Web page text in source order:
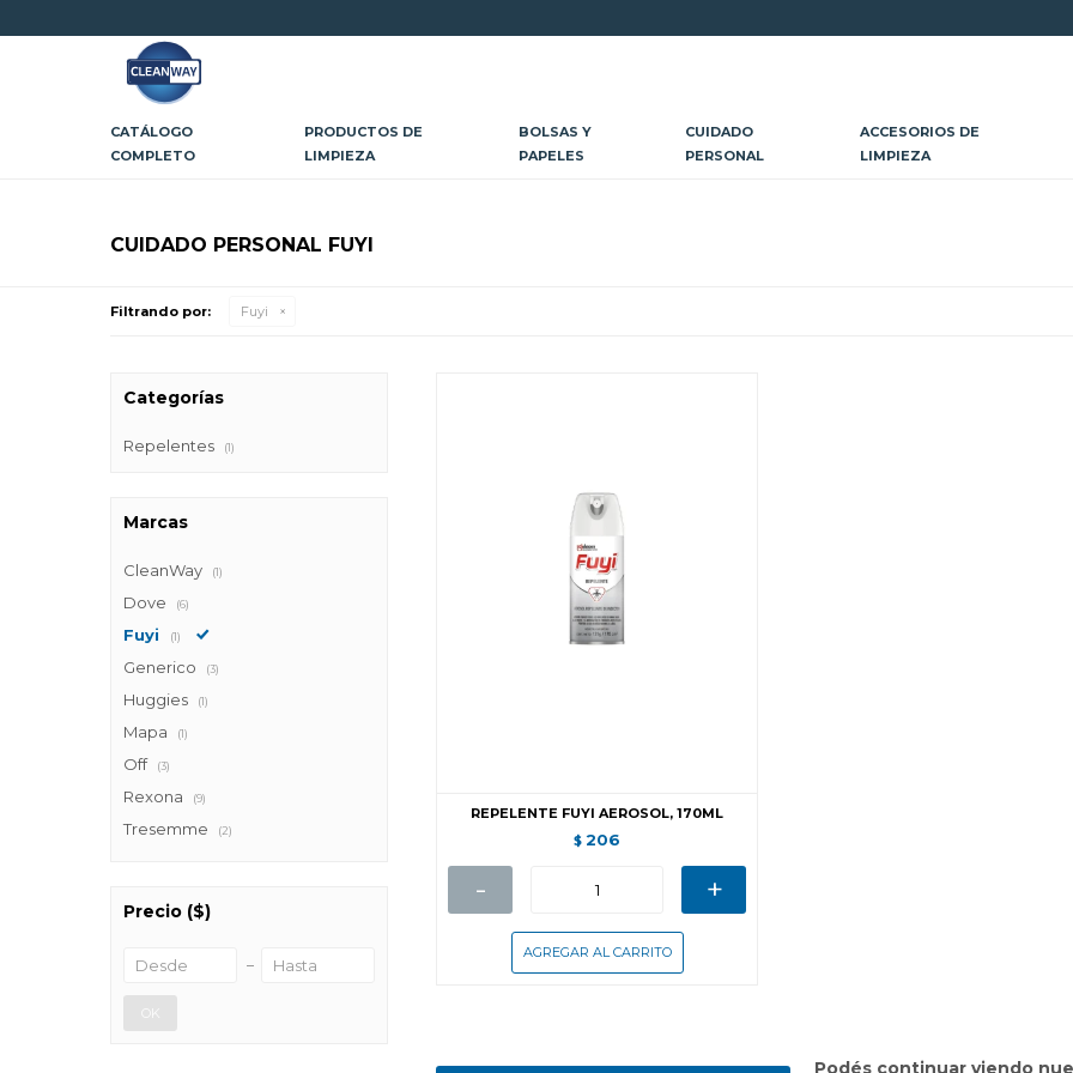
CATÁLOGO
COMPLETO
PRODUCTOS DE
LIMPIEZA
BOLSAS Y
PAPELES
CUIDADO
PERSONAL
ACCESORIOS DE
LIMPIEZA
CUIDADO PERSONAL FUYI
Filtrando por: Fuyi
REPELENTE FUYI AEROSOL, 170ML
$ 206
- +
Podés continuar viendo
Categorías
Repelentes (1)
Marcas
CleanWay (1)
Dove (6)
Fuyi (1)
Generico (3)
Huggies (1)
Mapa (1)
Off (3)
Rexona (9)
Tresemme (2)
Precio ($)
OK